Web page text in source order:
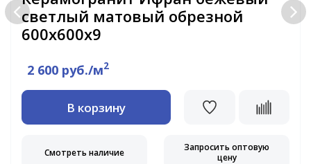
светлый матовый обрезной
600x600x9
2 600 руб./м2
В корзину
Смотреть наличие
Запросить оптовую
цену